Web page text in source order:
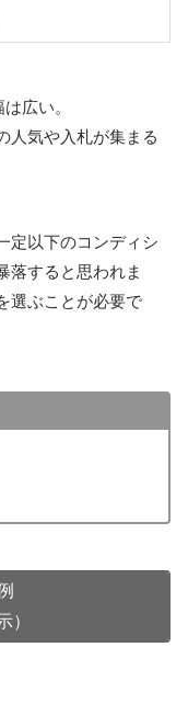
広い。
人気や入札が集まる
定以下のコンディシ
落すると思われま
選ぶことが必要で
）